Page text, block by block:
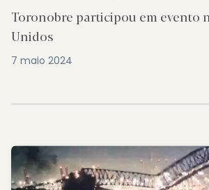
Toronobre participou em evento
Unidos
7 maio 2024